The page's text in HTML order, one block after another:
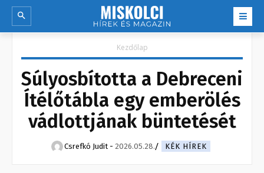
Kezdőlap
Súlyosbította a Debreceni
Ítélőtábla egy emberölés
vádlottjának büntetését
Csrefkó Judit - 2026.05.28. KÉK HÍREK